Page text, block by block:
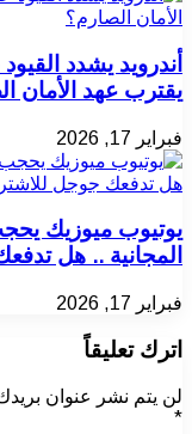
أندرويد يشدد
يقترب عهد الأمان
فبراير 17, 2026
يوتيوب ميوزيك
المجانية .. هل
فبراير 17, 2026
اترك تعليقاً
لن يتم نشر عنوان
*